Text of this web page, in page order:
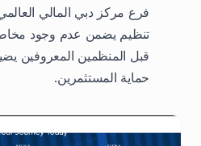
فرع مركز دبي المالي
تنظيم يضمن عدم وجود
قبل المنظمين المعروفين
حماية المستثمرين.